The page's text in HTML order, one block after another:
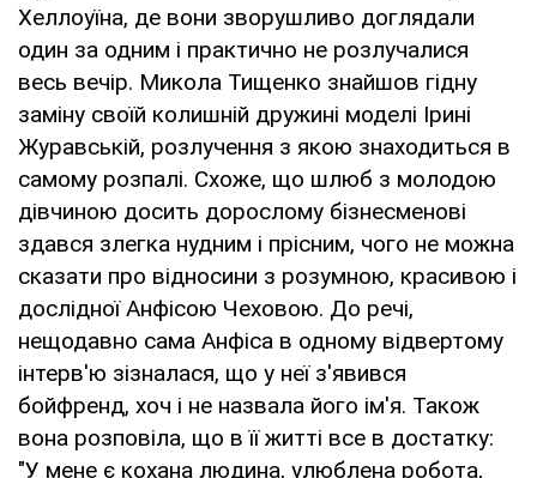
Хеллоуїна, де вони зворушливо доглядали
один за одним і практично не розлучалися
весь вечір. Микола Тищенко знайшов гідну
заміну своїй колишній дружині моделі Ірині
Журавській, розлучення з якою знаходиться в
самому розпалі. Схоже, що шлюб з молодою
дівчиною досить дорослому бізнесменові
здався злегка нудним і прісним, чого не можна
сказати про відносини з розумною, красивою і
дослідної Анфісою Чеховою. До речі,
нещодавно сама Анфіса в одному відвертому
інтерв'ю зізналася, що у неї з'явився
бойфренд, хоч і не назвала його ім'я. Також
вона розповіла, що в її житті все в достатку:
"У мене є кохана людина, улюблена робота,